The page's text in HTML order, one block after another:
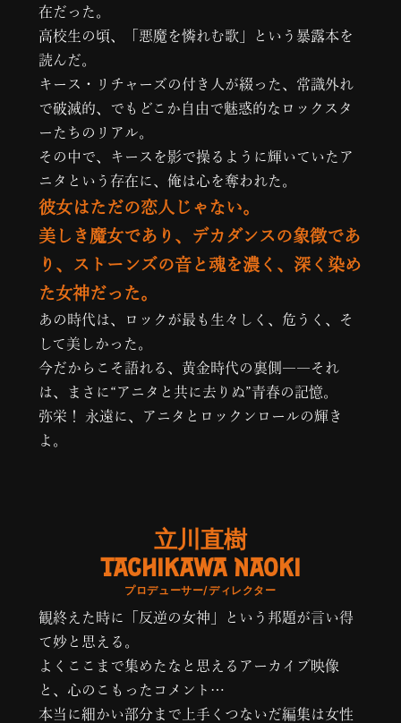
在だった。
高校生の頃、「悪魔を憐れむ歌」という暴露本を
読んだ。
キース・リチャーズの付き人が綴った、常識外れ
で破滅的、でもどこか自由で魅惑的なロックスタ
ーたちのリアル。
その中で、キースを影で操るように輝いていたア
ニタという存在に、俺は心を奪われた。
彼女はただの恋人じゃない。
美しき魔女であり、デカダンスの象徴であ
り、ストーンズの音と魂を濃く、深く染め
た女神だった。
あの時代は、ロックが最も生々しく、危うく、そ
して美しかった。
今だからこそ語れる、黄金時代の裏側――それ
は、まさに“アニタと共に去りぬ”青春の記憶。
弥栄！ 永遠に、アニタとロックンロールの輝き
よ。
立川直樹
TACHIKAWA NAOKI
プロデューサー/ディレクター
観終えた時に「反逆の女神」という邦題が言い得
て妙と思える。
よくここまで集めたなと思えるアーカイブ映像
と、心のこもったコメント…
本当に細かい部分まで上手くつないだ編集は女性